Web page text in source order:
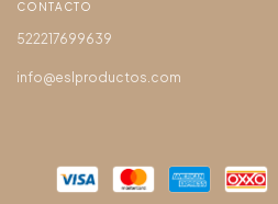
CONTACTO
522217699639
info@eslproductos.com